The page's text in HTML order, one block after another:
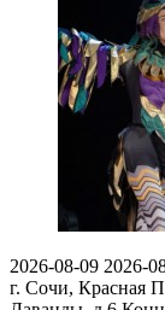
2026-08-09 2026-
г. Сочи, Красная